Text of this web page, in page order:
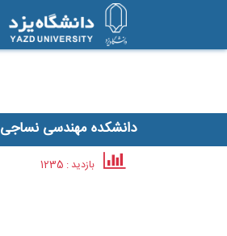
دانشکده مهندسی نساجی
بازدید : 1235